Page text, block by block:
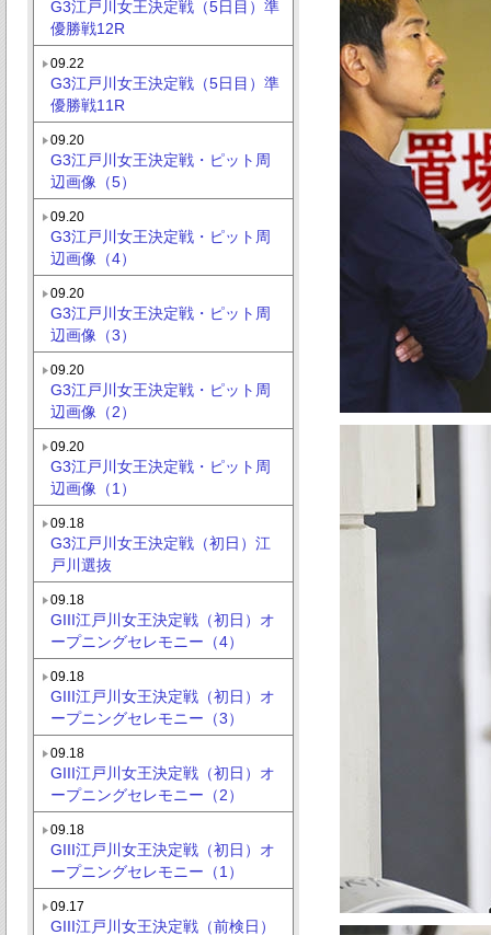
G3江戸川女王決定戦（5日目）準
優勝戦12R
09.22
G3江戸川女王決定戦（5日目）準
優勝戦11R
09.20
G3江戸川女王決定戦・ピット周
辺画像（5）
09.20
G3江戸川女王決定戦・ピット周
辺画像（4）
09.20
G3江戸川女王決定戦・ピット周
辺画像（3）
09.20
G3江戸川女王決定戦・ピット周
辺画像（2）
09.20
G3江戸川女王決定戦・ピット周
辺画像（1）
09.18
G3江戸川女王決定戦（初日）江
戸川選抜
09.18
GIII江戸川女王決定戦（初日）オ
ープニングセレモニー（4）
09.18
GIII江戸川女王決定戦（初日）オ
ープニングセレモニー（3）
09.18
GIII江戸川女王決定戦（初日）オ
ープニングセレモニー（2）
09.18
GIII江戸川女王決定戦（初日）オ
ープニングセレモニー（1）
09.17
GIII江戸川女王決定戦（前検日）